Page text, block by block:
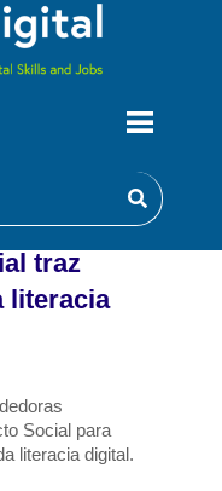
traz
literacia
Social para
literacia digital.